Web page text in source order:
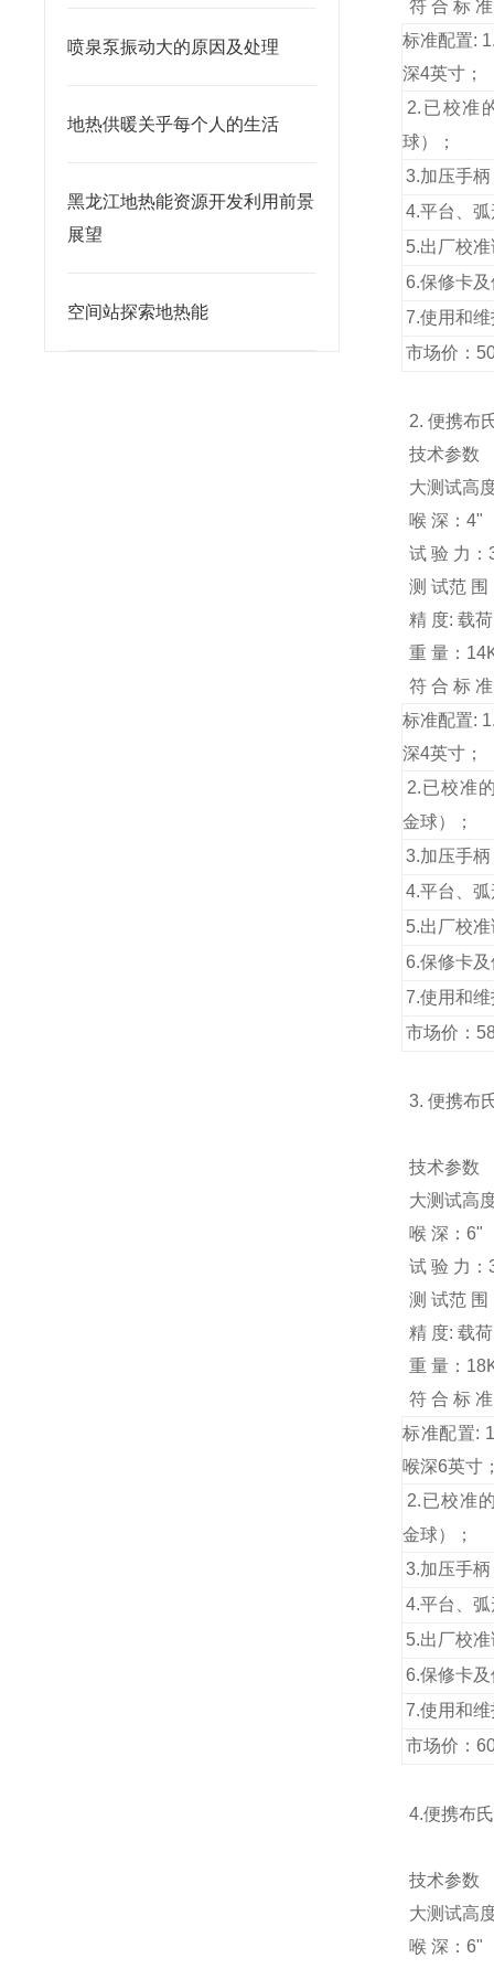
喷泉泵振动大的原因及处理
地热供暖关乎每个人的生活
黑龙江地热能资源开发利用前景
展望
空间站探索地热能
符 合 标
标准配置:
深4英寸；
2. 已校准
球）；
3.加压手柄
4.平台、
5.出厂校
6.保修卡
7.使用和
市场价：
2. 便携布
技术参数
大测试高
喉 深：4"
试 验 力：
测 试范
精 度: 载
重 量：
符 合 标
标准配置:
深4英寸；
2.已校准
金球）；
3.加压手柄
4.平台、
5.出厂校
6.保修卡
7.使用和
市场价：
3. 便携布
技术参数
大测试高
喉 深：6"
试 验 力：
测 试范
精 度: 载
重 量：
符 合 标
标准配置:
喉深6英寸
2.已校准
金球）；
3.加压手柄
4.平台、
5.出厂校
6.保修卡
7.使用和
市场价：
4.便携布
技术参数
大测试高
喉 深：6"